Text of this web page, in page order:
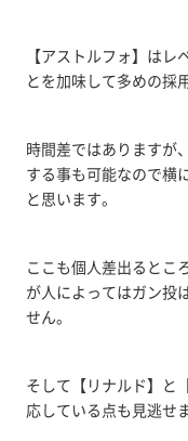
【アストルフォ】は
とを加味して多めの採
時間差ではありますが
する事も可能なので横
と思います。
ここも個人差出るとこ
が人によってはガン投
せん。
そして【リナルド】と
応している点も見逃せ